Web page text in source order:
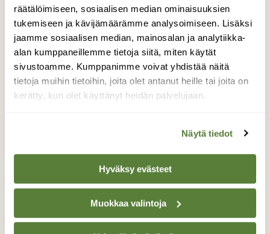
räätälöimiseen, sosiaalisen median ominaisuuksien
tukemiseen ja kävijämäärämme analysoimiseen. Lisäksi
jaamme sosiaalisen median, mainosalan ja analytiikka-
alan kumppaneillemme tietoja siitä, miten käytät
sivustoamme. Kumppanimme voivat yhdistää näitä
tietoja muihin tietoihin, joita olet antanut heille tai joita on
kerätty, kun olet käyttänyt heidän palvelujaan.
Näytä tiedot
Hyväksy evästeet
Muokkaa valintoja
KYSY LUONNOSTA
Syövätkö täpläravut kalojen mädin?